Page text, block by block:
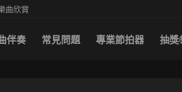
伴奏 常見問題 專業節拍器 抽獎
曲欣賞